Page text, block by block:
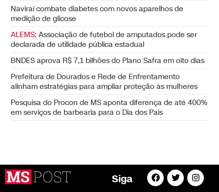
Naviraí combate diabetes com novos aparelhos de
medição de glicose
ALEMS: Associação de futebol de amputados pode ser
declarada de utilidade pública estadual
BNDES aprova R$ 7,1 bilhões do Plano Safra em oito dias
Prefeitura de Dourados e Rede de Enfrentamento
alinham estratégias para ampliar proteção às mulheres
Pesquisa do Procon de MS aponta diferença de até 400%
em serviços de barbearia para o Dia dos Pais
Siga